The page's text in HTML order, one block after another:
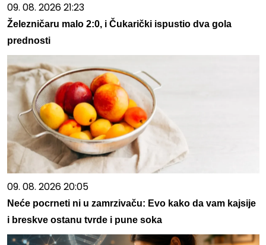
09. 08. 2026 21:23
Železničaru malo 2:0, i Čukarički ispustio dva gola
prednosti
09. 08. 2026 20:05
Neće pocrneti ni u zamrzivaču: Evo kako da vam kajsije
i breskve ostanu tvrde i pune soka